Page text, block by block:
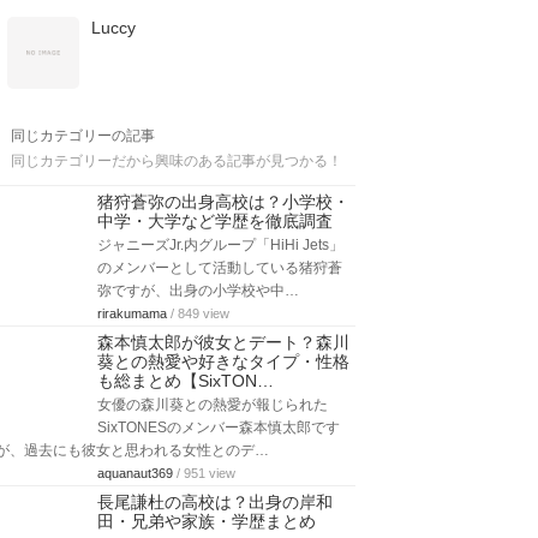
Luccy
同じカテゴリーの記事
同じカテゴリーだから興味のある記事が見つかる！
猪狩蒼弥の出身高校は？小学校・
中学・大学など学歴を徹底調査
ジャニーズJr.内グループ「HiHi Jets」
のメンバーとして活動している猪狩蒼
弥ですが、出身の小学校や中…
rirakumama / 849 view
森本慎太郎が彼女とデート？森川
葵との熱愛や好きなタイプ・性格
も総まとめ【SixTON…
女優の森川葵との熱愛が報じられた
SixTONESのメンバー森本慎太郎です
、過去にも彼女と思われる女性とのデ…
aquanaut369 / 951 view
長尾謙杜の高校は？出身の岸和
田・兄弟や家族・学歴まとめ